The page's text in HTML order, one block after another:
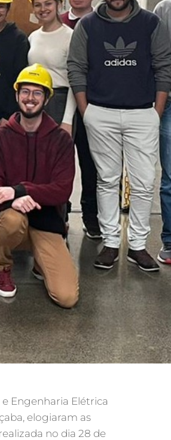
Engenharia Elétrica
elogiaram as
no dia 28 de